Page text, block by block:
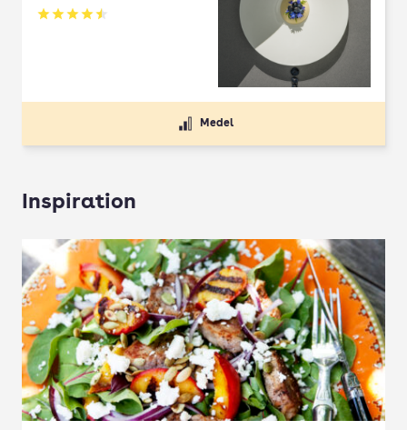
Betyg: 4.5 av 5
Medel
Inspiration